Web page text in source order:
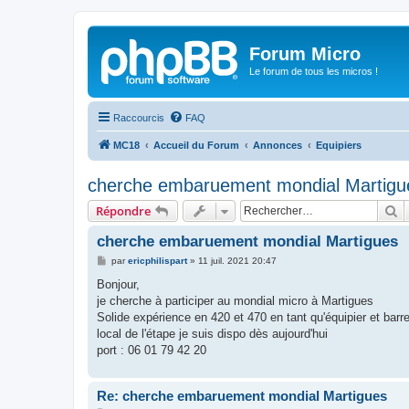
Forum Micro
Le forum de tous les micros !
Raccourcis FAQ
MC18 Accueil du Forum Annonces Equipiers
cherche embaruement mondial
Répondre
cherche embaruement mondial Martigues
M
s
a
g
parericphilispart» 11 juil. 2021 20:47
Bonjour,
je cherche à participer au mondial micro à Martigues
Solide expérience en 420 et 470 en tant qu'équipier et
local de l'étape je suis dispo dès aujourd'hui
port : 06 01 79 42 20
Re: cherche embaruement mondial Martigues